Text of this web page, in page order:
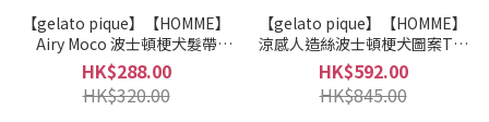
【gelato pique】【HOMME】
Airy Moco 波士頓梗犬髮帶
PHGA262946
HK$288.00
HK$320.00
【gelato pique】【HOMME】
涼感人造絲波士頓梗犬圖案T恤
及七分褲套裝 PHCT262937
HK$592.00
HK$845.00